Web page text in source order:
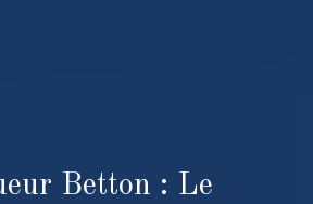
Betton : Le